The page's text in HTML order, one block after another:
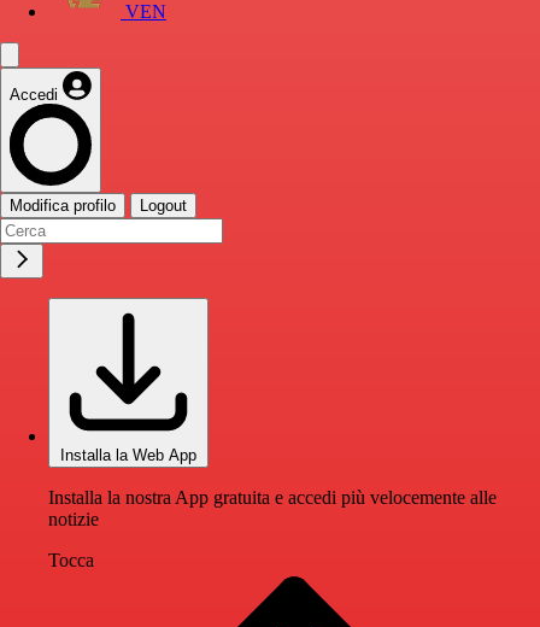
VEN
Accedi
Modifica profilo Logout
Installa la Web App
Installa la nostra App gratuita e accedi più velocemente alle
notizie
Tocca